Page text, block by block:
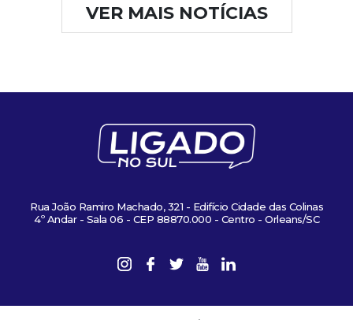
VER MAIS NOTÍCIAS
Rua João Ramiro Machado, 321 - Edifício Cidade das Colinas
4º Andar - Sala 06 - CEP 88870.000 - Centro - Orleans/SC